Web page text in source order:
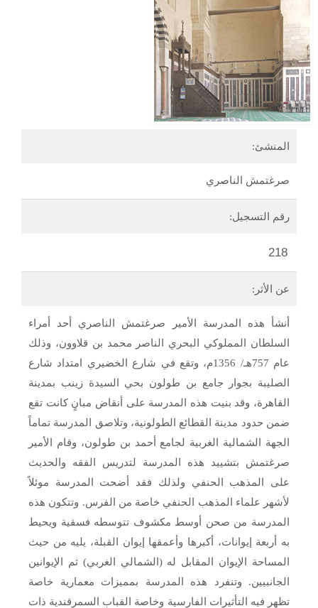
المنشئ:
صرغتمش الناصري
رقم التسجيل:
218
عن الأثر:
أنشأ هذه المدرسة الأمير صرغتمش الناصري أحد أمراء
السلطان المملوكي البحري الناصر محمد بن قلاوون، وذلك
عام 757هـ/ 1356م، وتقع في شارع الخضيري امتداد شارع
الصليبة بجوار جامع بن طولون بحي السيدة زينب بمدينة
القاهرة، وقد بنيت هذه المدرسة على أنقاض مبانٍ كانت تقع
ضمن حدود مدينة القطائع الطولونية، وتلاصق المدرسة تماماً
الجهة الشمالية الغربية لجامع أحمد بن طولون، وقام الأمير
صرغتمش بتشييد هذه المدرسة لتدريس الفقه والحديث
على المذهب الحنفي ولذلك فقد أضحت المدرسة موئلاً
لأشهر علماء المذهب الحنفي خاصة من الفرس. وتتكون هذه
المدرسة من صحن أوسط مكشوف تتوسطه فسقية ويحيط
به أربعة إيوانات، أكبرها وأعمقها إيوان القبلة، يليه من حيث
المساحة الإيوان المقابل له (الشمالي الغربي) ثم الإيوانين
الجانبيين. وتنفرد هذه المدرسة بمميزات معمارية خاصة
تظهر فيه التأثيرات الفارسية وخاصة القباب السمرقندية ذات